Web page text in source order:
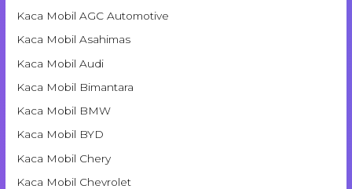
Kaca Mobil AGC Automotive
Kaca Mobil Asahimas
Kaca Mobil Audi
Kaca Mobil Bimantara
Kaca Mobil BMW
Kaca Mobil BYD
Kaca Mobil Chery
Kaca Mobil Chevrolet